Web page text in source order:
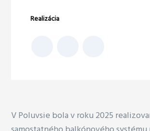
Realizácia
V Poluvsie bola v roku 2025